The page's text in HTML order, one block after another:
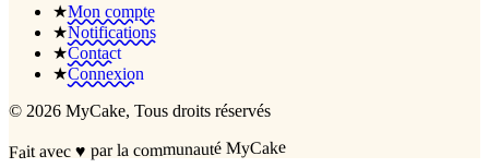
★Mon compte
★Notifications
★Contact
★Connexion
© 2026 MyCake, Tous droits réservés
Fait avec♥ par la communauté MyCake